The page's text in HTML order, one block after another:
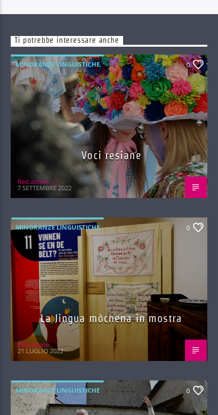
Ti potrebbe interessare anche
MINORANZE LINGUISTICHE 0
Voci resiane
Red.azione
7 SETTEMBRE 2022
MINORANZE LINGUISTICHE 0
La lingua mòchena in mostra
Red.azione
21 LUGLIO 2022
MINORANZE LINGUISTICHE 0